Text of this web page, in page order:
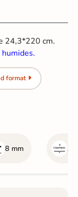
24,3*220 cm.
format
8 mm